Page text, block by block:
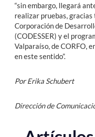
“sin embargo, llegará
realizar pruebas, gracias
Corporación de
(CODESSER) y el
Valparaíso, de CORFO,
en este sentido”.
Por Erika Schubert
Dirección de